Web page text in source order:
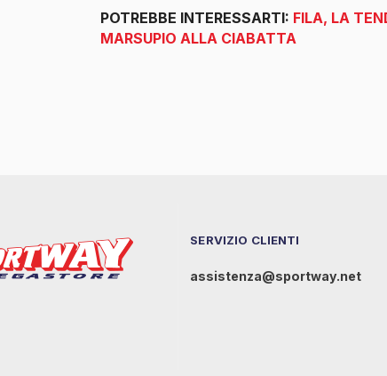
POTREBBE INTERESSARTI: FILA, LA
MARSUPIO ALLA CIABATTA
SERVIZIO CLIENTI
assistenza@sportway.net